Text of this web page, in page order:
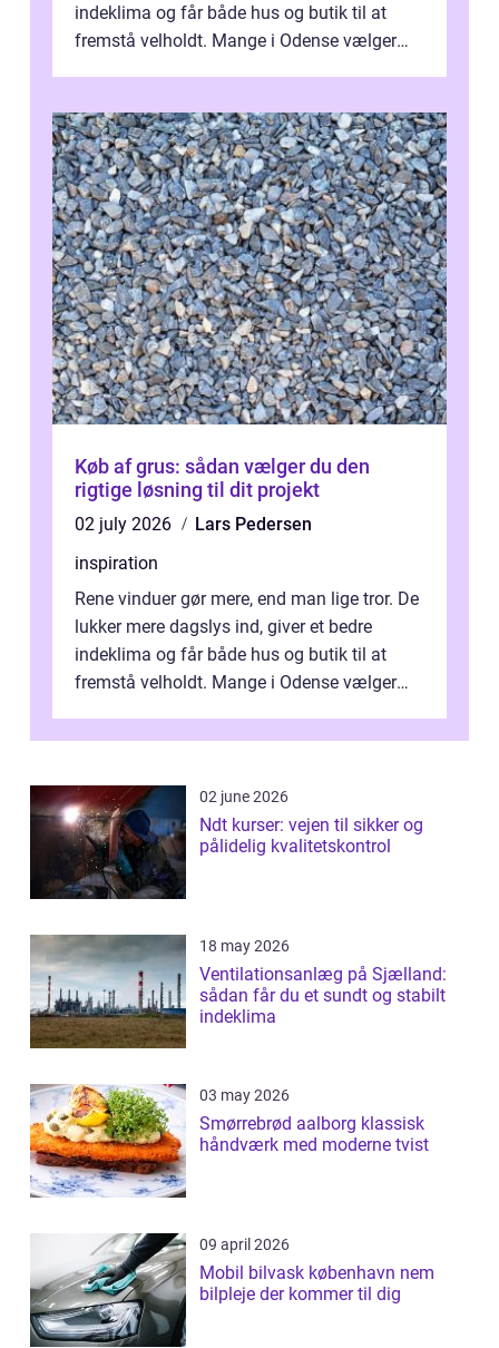
indeklima og får både hus og butik til at
fremstå velholdt. Mange i Odense vælger
Køb af grus: sådan vælger du den
rigtige løsning til dit projekt
02 july 2026
Lars Pedersen
inspiration
Rene vinduer gør mere, end man lige tror. De
lukker mere dagslys ind, giver et bedre
indeklima og får både hus og butik til at
fremstå velholdt. Mange i Odense vælger
02 june 2026
Ndt kurser: vejen til sikker og
pålidelig kvalitetskontrol
18 may 2026
Ventilationsanlæg på Sjælland:
sådan får du et sundt og stabilt
indeklima
03 may 2026
Smørrebrød aalborg klassisk
håndværk med moderne tvist
09 april 2026
Mobil bilvask københavn nem
bilpleje der kommer til dig